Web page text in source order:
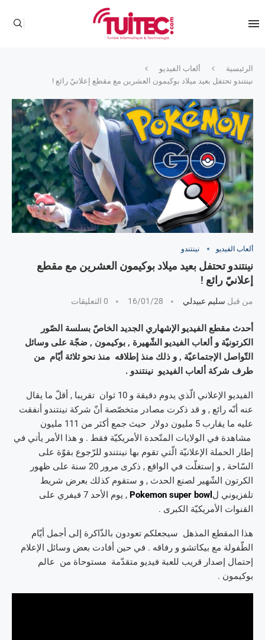
الرئيسية
ألعاب الفيديو
نينتندو تحتفل بعيد ميلاد بوكيمون العشرين مع مقطع إعلانيّ رائع !
ألعاب الفيديو نينتندو
نينتندو تحتفل بعيد ميلاد بوكيمون العشرين مع مقطع
إعلانيّ رائع !
من قبل سليم عبيدلي 16/01/28 0 التعليقات
أحدث مقطع الفيديو الإشهاري الجديد الخاصّ بسلسة الصّور
الكرتونيّة و ألعاب الفيديو الشّهيرة , بوكيمون , ضجّة على وسائل
التّواصل الإجتماعيّة , و ذلك منذ إطلاقه منذ نحو ثلاثة أيّام من
طرف شركة ألعاب الفيديو نينتندو .
الفيديو الإعلاني الّذي يدوم دقيقة و 10 ثوان تقريبا , أقلّ ما يقال
عنه أنّه رائع , و قد ذكرت مصادر متخصّصة أنّ شركة نينتندو أنفقت
عليه ما يقارب 5 مليون دولار حيث جمع أكثر من 111 مليون
مشاهدة في الولايات المتّحدة الأمريكيّة فقط . و هذا الأمر يأتي في
إطار الحملة الإعلانيّة الّتي تقوم بها نينتندو للرّجوع بقوّة على
السّاحة , و إستغلّت في الواقع , ذكرى مرور 20 سنة على ظهور
الكرتون الشّهير لصنع الحدث , و ستقوم كذلك بعرض شريط
تلفزيوني ل Pokemon super bowl
, يوم الأحد 7 فيفري على
القنوات الأمريكيّة الكبرى .
هذا المقطع المذهل سيجعلكم تعودون بالذّاكرة إلى أجمل أيّام
الطّفولة مع بيكاتشو و رفاقه . في حين أفادت بعض وسائل الإعلام
إحتمال إصدار قريب للعبة فيديو متقدّمة مستوحاة من عالم
بوكيمون .